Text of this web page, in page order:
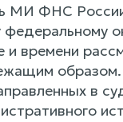
МИ ФНС
и времени
в